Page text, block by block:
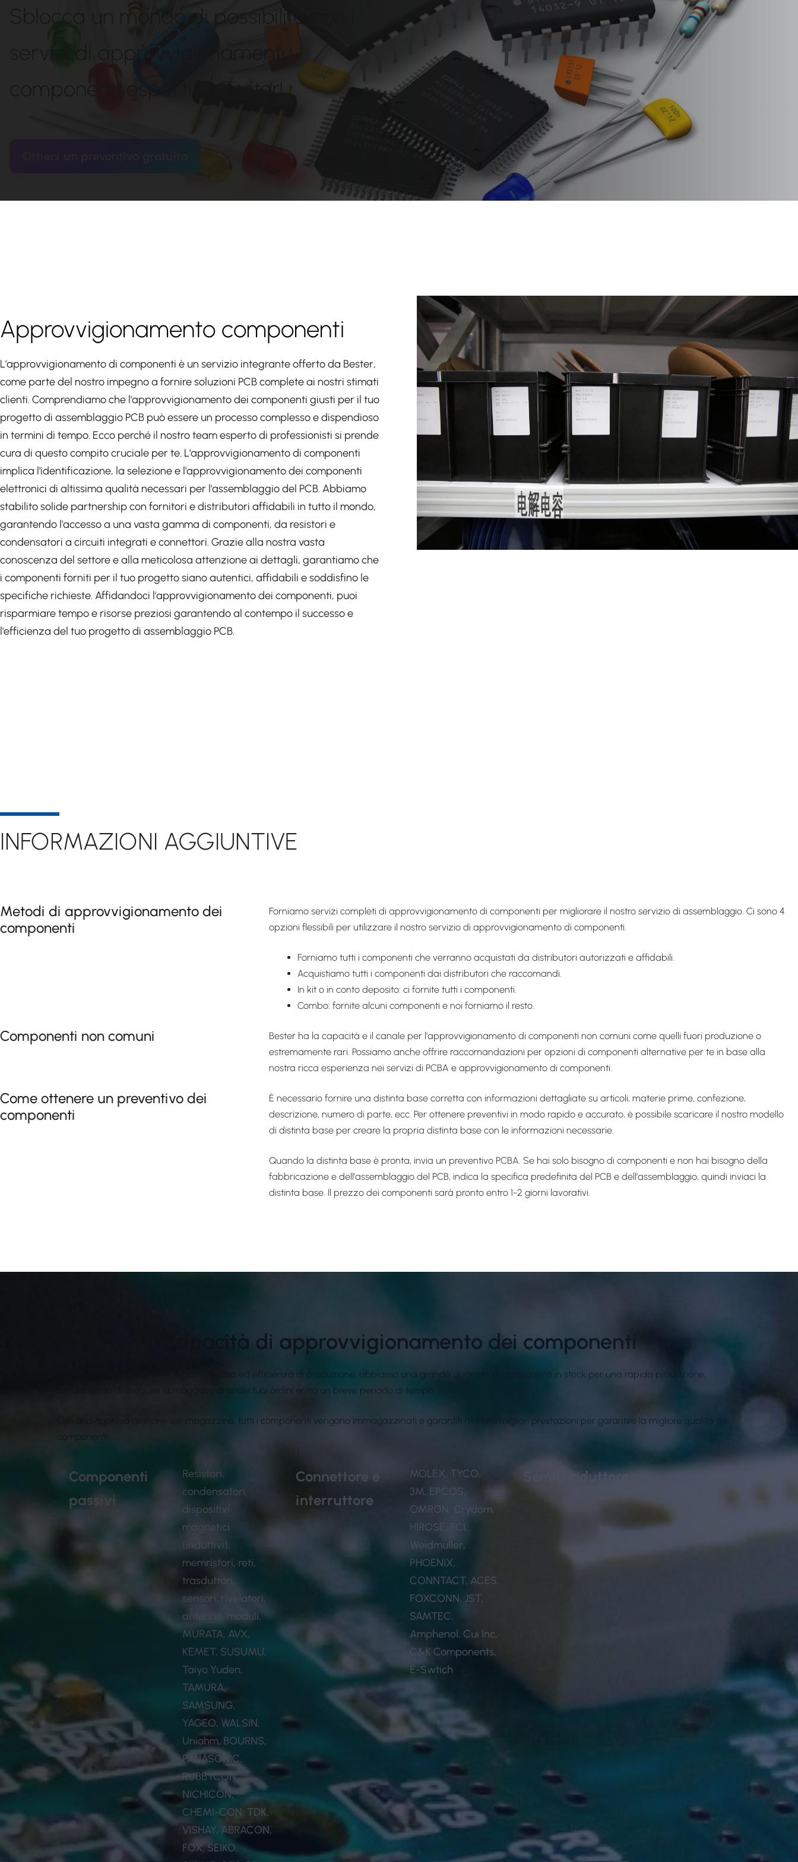
Approvvigionamento componenti
L'approvvigionamento di componenti è un servizio integrante offerto da Bester,
come parte del nostro impegno a fornire soluzioni PCB complete ai nostri stimati
clienti. Comprendiamo che l'approvvigionamento dei componenti giusti per il tuo
progetto di assemblaggio PCB può essere un processo complesso e dispendioso
in termini di tempo. Ecco perché il nostro team esperto di professionisti si prende
cura di questo compito cruciale per te. L'approvvigionamento di componenti
implica l'identificazione, la selezione e l'approvvigionamento dei componenti
elettronici di altissima qualità necessari per l'assemblaggio del PCB. Abbiamo
stabilito solide partnership con fornitori e distributori affidabili in tutto il mondo,
garantendo l'accesso a una vasta gamma di componenti, da resistori e
condensatori a circuiti integrati e connettori. Grazie alla nostra vasta
conoscenza del settore e alla meticolosa attenzione ai dettagli, garantiamo che
i componenti forniti per il tuo progetto siano autentici, affidabili e soddisfino le
specifiche richieste. Affidandoci l'approvvigionamento dei componenti, puoi
risparmiare tempo e risorse preziosi garantendo al contempo il successo e
l'efficienza del tuo progetto di assemblaggio PCB.
INFORMAZIONI AGGIUNTIVE
Metodi di approvvigionamento dei
componenti
Forniamo servizi completi di approvvigionamento di componenti per migliorare il nostro servizio di assemblaggio. Ci sono 4
opzioni flessibili per utilizzare il nostro servizio di approvvigionamento di componenti.
Forniamo tutti i componenti che verranno acquistati da distributori autorizzati e affidabili.
Acquistiamo tutti i componenti dai distributori che raccomandi.
In kit o in conto deposito: ci fornite tutti i componenti.
Combo: fornite alcuni componenti e noi forniamo il resto.
Componenti non comuni
Bester ha la capacità e il canale per l'approvvigionamento di componenti non comuni come quelli fuori produzione o
estremamente rari. Possiamo anche offrire raccomandazioni per opzioni di componenti alternative per te in base alla
nostra ricca esperienza nei servizi di PCBA e approvvigionamento di componenti.
Come ottenere un preventivo dei
componenti
È necessario fornire una distinta base corretta con informazioni dettagliate su articoli, materie prime, confezione,
descrizione, numero di parte, ecc. Per ottenere preventivi in modo rapido e accurato, è possibile scaricare il nostro modello
di distinta base per creare la propria distinta base con le informazioni necessarie.
Quando la distinta base è pronta, invia un preventivo PCBA. Se hai solo bisogno di componenti e non hai bisogno della
fabbricazione e dell'assemblaggio del PCB, indica la specifica predefinita del PCB e dell'assemblaggio, quindi inviaci la
distinta base. Il prezzo dei componenti sarà pronto entro 1-2 giorni lavorativi.
Capacità di approvvigionamento dei componenti
Per offrire ai nostri clienti la migliore qualità ed efficienza di produzione, abbiamo una grande quantità di componenti in stock per una rapida produzione,
consentendo di eseguire la maggior parte dei tuoi ordini entro un breve periodo di tempo.
Con una rigorosa gestione del magazzino, tutti i componenti vengono immagazzinati e garantiti alle loro migliori prestazioni per garantire la migliore qualità dei
Componenti
passivi
Resistori,
condensatori,
dispositivi
magnetici
(induttivi),
memristori, reti,
trasduttori,
sensori, rivelatori,
antenne, moduli,
MURATA, AVX,
KEMET, SUSUMU,
Taiyo Yuden,
TAMURA,
SAMSUNG,
YAGEO, WALSIN,
Uniohm, BOURNS,
PANASONIC,
RUBBYCON,
NICHICON,
CHEMI-CON, TDK,
VISHAY, ABRACON,
FOX, SEIKO,
Connettore e
interruttore
MOLEX, TYCO,
3M, EPCOS,
OMRON, Crydom,
HIROSE, FCI,
Weidmuller,
PHOENIX,
CONNTACT, ACES,
FOXCONN, JST,
SAMTEC,
Amphenol, Cui Inc,
C&K Components,
E-Swtich
Semiconduttore